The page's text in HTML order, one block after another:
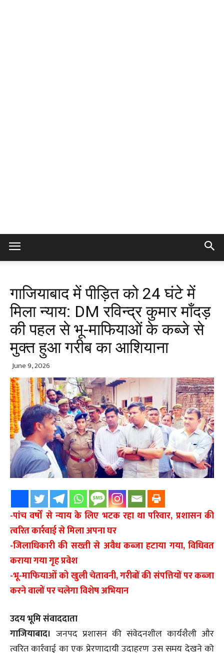
गाजियाबाद में पीड़ित को 24 घंटे में
मिला न्याय: DM रविन्द्र कुमार मॉंदड़
की पहल से भू-माफियाओं के कब्जे से
मुक्त हुआ गरीब का आशियाना
June 9, 2026
-पांच वर्षों से न्याय के लिए भटक रहा था परिवार, प्रशासन की
त्वरित कार्रवाई से मिला अपना घर
-जिलाधिकारी की सख्ती से अवैध कब्जा हटाया गया, विधिवत
कराया गया गृह प्रवेश
-भू-माफियाओं को खुली चेतावनी, गरीबों की संपत्तियों पर कब्जा
करने वालों पर चलेगा विशेष अभियान
उदय भूमि संवाददाता
गाजियाबाद। जनपद प्रशासन की संवेदनशील कार्यशैली और
त्वरित कार्रवाई का एक प्रेरणादायी उदाहरण उस समय देखने को